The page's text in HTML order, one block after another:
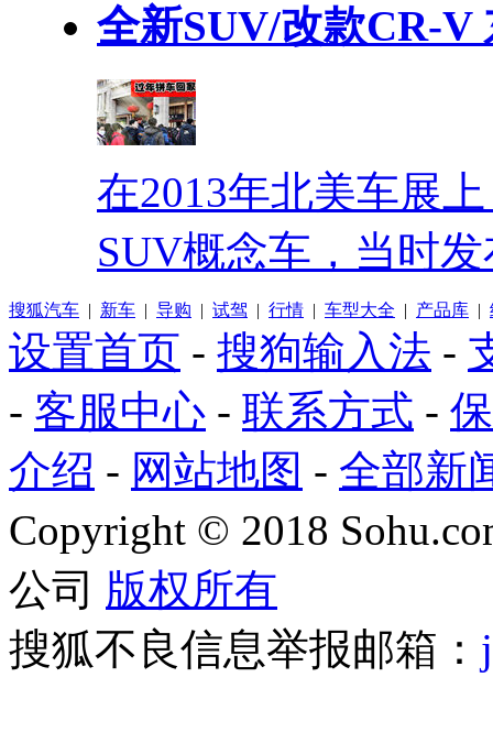
全新SUV/改款CR-V
在2013年北美车展
SUV概念车，当时
搜狐汽车 | 新车 | 导购 | 试驾 | 行情 | 车型大全 | 产品库 |
设置首页 - 搜狗输入法 -
- 客服中心 - 联系方式 -
介绍 - 网站地图 - 全部新
Copyright © 2018
公司 版权所有
搜狐不良信息举报邮箱：